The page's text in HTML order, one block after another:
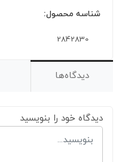
شناسه محصول:
2842830
دیدگاه‌ها
دیدگاه خود را بنویسید